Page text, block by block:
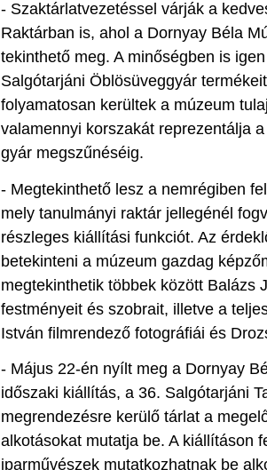
- Szaktárlatvezetéssel várják a
Raktárban is, ahol a Dornyay Béla
tekinthető meg. A minőségben is
Salgótarjáni Öblösüveggyár
folyamatosan kerültek a múzeum
valamennyi korszakát reprezentálja
gyár megszűnéséig.
- Megtekinthető lesz a nemrégiben
mely tanulmányi raktár jellegénél
részleges kiállítási funkciót. Az
betekinteni a múzeum gazdag
megtekinthetik többek között Balázs
festményeit és szobrait, illetve a
István filmrendező fotográfiái és
- Május 22-én nyílt meg a Dornyay
időszaki kiállítás, a 36. Salgótarjáni
megrendezésre kerülő tárlat a
alkotásokat mutatja be. A kiállításon
iparművészek mutatkozhatnak be